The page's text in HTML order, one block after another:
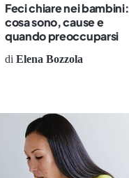
Feci chiare nei bambini:
cosa sono, cause e
quando preoccuparsi
di Elena Bozzola